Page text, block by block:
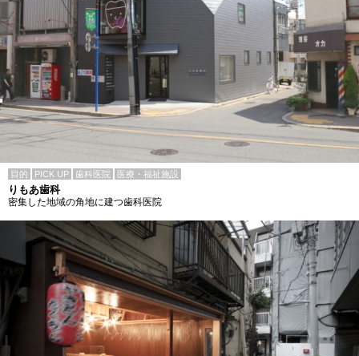
目的 PICK UP 歯科医院 医療・福祉施設
りもあ歯科
密集した地域の角地に建つ歯科医院